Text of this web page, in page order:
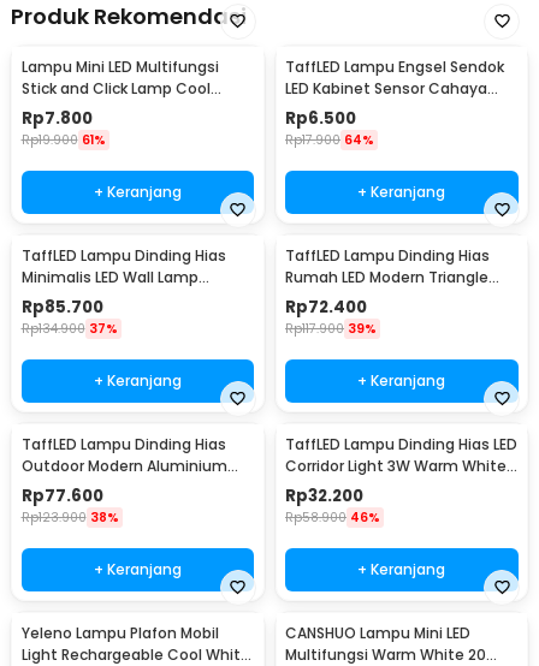
Produk Rekomendasi
Lampu Mini LED Multifungsi
Stick and Click Lamp Cool
White 6.5cm - LL003
Rp7.800
Rp19.900 61%
+ Keranjang
TaffLED Lampu Engsel Sendok
LED Kabinet Sensor Cahaya
Cool White 12V - XYD
Rp6.500
Rp17.900 64%
+ Keranjang
TaffLED Lampu Dinding Hias
Minimalis LED Wall Lamp
Aluminium 12W Warm White -
B1001
Rp85.700
Rp134.900 37%
+ Keranjang
TaffLED Lampu Dinding Hias
Rumah LED Modern Triangle
Aluminium 3W - ABD-3W-SJX
Rp72.400
Rp117.900 39%
+ Keranjang
TaffLED Lampu Dinding Hias
Outdoor Modern Aluminium
6W Warm White - MSL021
Rp77.600
Rp123.900 38%
+ Keranjang
TaffLED Lampu Dinding Hias LED
Corridor Light 3W Warm White
3000K - F0011
Rp32.200
Rp58.900 46%
+ Keranjang
Yeleno Lampu Plafon Mobil
Light Rechargeable Cool White
CANSHUO Lampu Mini LED
Multifungsi Warm White 20